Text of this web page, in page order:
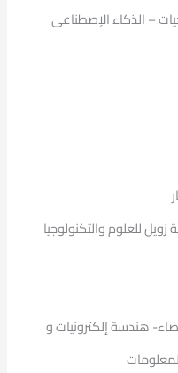
– الذكاء الإصطناعى
للعلوم والتكنولوجيا
هندسة إلكترونيات و